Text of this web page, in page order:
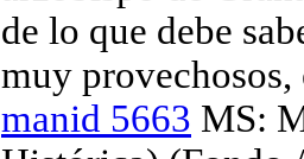
de lo que debe
muy provechosos,
manid 5663 MS: